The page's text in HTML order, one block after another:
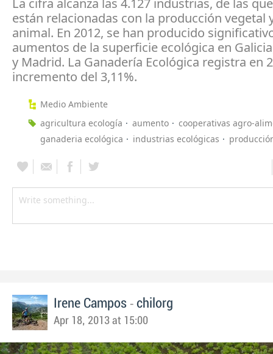
La cifra alcanza las 4.127 industrias, de las
están relacionadas con la producción vegetal
animal. En 2012, se han producido
aumentos de la superficie ecológica en
y Madrid. La Ganadería Ecológica registra en
incremento del 3,11%.
Medio Ambiente
agricultura ecología
aumento
cooperativas agro-
ganaderia ecológica
industrias ecológicas
Irene Campos - chilorg
Apr 18, 2013 at 15:00